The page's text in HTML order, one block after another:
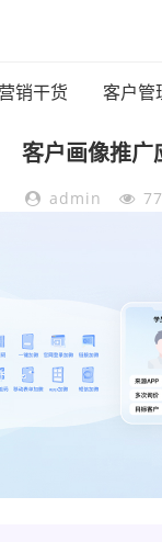
销干货 客户管
客户画像推广
admin